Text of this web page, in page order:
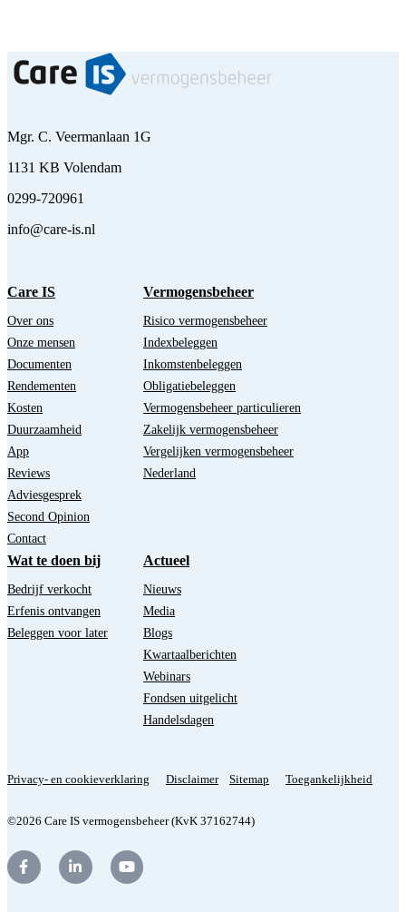
Mgr. C. Veermanlaan 1G
1131 KB Volendam
0299-720961
info@care-is.nl
Care IS
Over ons
Onze mensen
Documenten
Rendementen
Kosten
Duurzaamheid
App
Reviews
Adviesgesprek
Second Opinion
Contact
Vermogensbeheer
Risico vermogensbeheer
Indexbeleggen
Inkomstenbeleggen
Obligatiebeleggen
Vermogensbeheer particulieren
Zakelijk vermogensbeheer
Vergelijken vermogensbeheer
Nederland
Wat te doen bij
Bedrijf verkocht
Erfenis ontvangen
Beleggen voor later
Actueel
Nieuws
Media
Blogs
Kwartaalberichten
Webinars
Fondsen uitgelicht
Handelsdagen
Privacy- en cookieverklaring Disclaimer Sitemap Toegankelijkheid
©2026 Care IS vermogensbeheer (KvK 37162744)